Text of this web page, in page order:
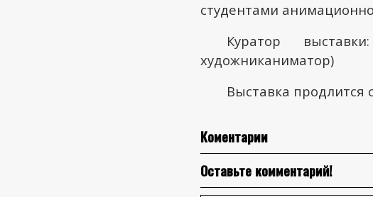
студентами
Куратор
художниканиматор)
Выставка продлится
Коментарии
Оставьте комментарий!